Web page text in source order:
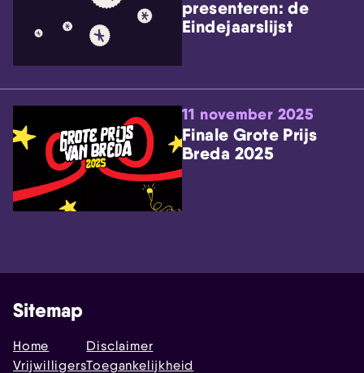
presenteren: de
Eindejaarslijst
11 november 2025
Finale Grote Prijs
Breda 2025
Sitemap
Home
Vrijwilligers
Disclaimer
Toegankelijkheid